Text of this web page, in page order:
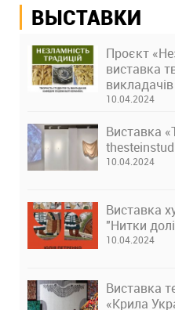
ВЫСТАВКИ
Проєкт
виставка
Бойчука
10.04.2024
Виставка
10.04.2024
Виставка
"Нитки
10.04.2024
Виставка
«Крила